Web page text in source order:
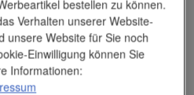
jahrzehntelange Erfahrung im
und im Werbeartikel-Markt.
Kunden tagtäglich zugute,
Werbedruck und
geht.
bestellen zu können.
Verhalten unserer Website-
unsere Website für Sie noch
Einwilligung können Sie
Informationen: